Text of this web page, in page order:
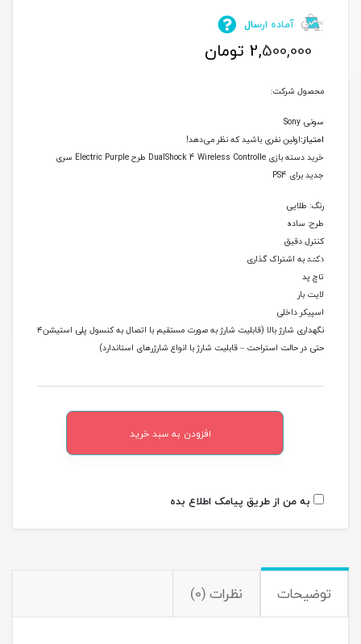
آماده ارسال
2,500,000 تومان
محصول شرکت:
سونی Sony
امتیاز:اولین نفری باشید که نظر می‌دهد!
خرید دسته بازی DualShock 4 Wireless Controlle طرح ‌Electric Purple سری
جدید برای PS4
رنگ: طلایی
طرح: ساده
کنترل دقیق
دکمه به اشتراک گذاری
تاچ پد
لایت بار
اسپیکر داخلی
نگهداری شارژ بالا (قابلیت شارژ به صورت مستقیم با اتصال به کنسول پلی استیشن۴
حتی در حالت استراحت – قابلیت شارژ با انواع شارژرهای استاندارد)
افزودن به سبد خرید
به من از طریق پیامک اطلاع بده
توضیحات نظرات (0)